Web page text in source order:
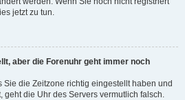
jetzt zu tun.
aber die Forenuhr geht immer noch
Sie die Zeitzone richtig eingestellt haben und
geht die Uhr des Servers vermutlich falsch.